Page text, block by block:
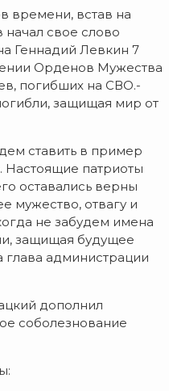
времени, встав на
начал свое слово
Геннадий Левкин 7
Орденов Мужества
погибших на СВО.-
защищая мир от
ставить в пример
патриоты
оставались верны
мужество, отвагу и
не забудем имена
защищая будущее
администрации
дополнил
соболезнование